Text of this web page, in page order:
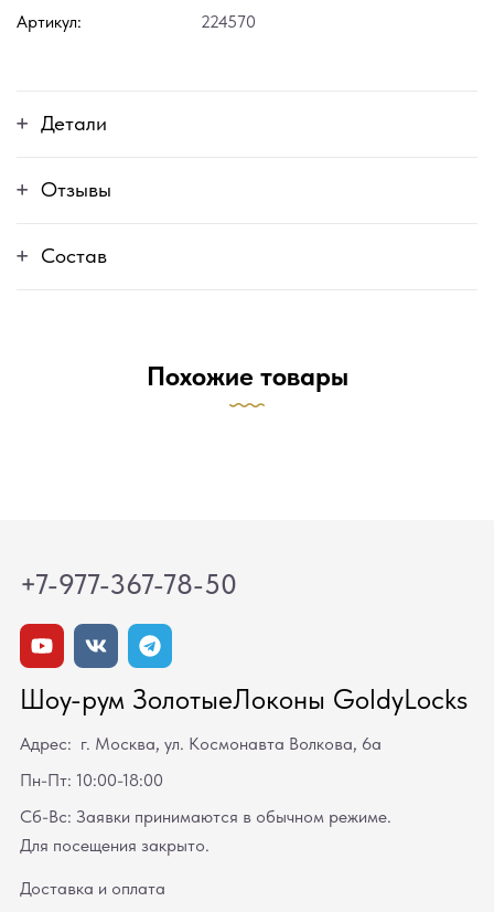
Артикул: 224570
Детали
Отзывы
Состав
Похожие товары
+7-977-367-78-50
Шоу-рум ЗолотыеЛоконы GoldyLocks
Адрес: г. Москва, ул. Космонавта Волкова, 6а
Пн-Пт: 10:00-18:00
Сб-Вс: Заявки принимаются в обычном режиме.
Для посещения закрыто.
Доставка и оплата